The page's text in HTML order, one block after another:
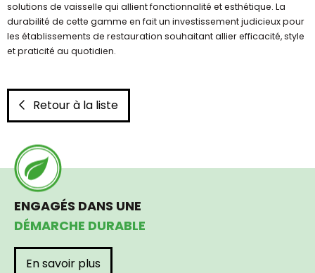
solutions de vaisselle qui allient fonctionnalité et esthétique. La
durabilité de cette gamme en fait un investissement judicieux pour
les établissements de restauration souhaitant allier efficacité, style
et praticité au quotidien.
Retour à la liste
ENGAGÉS DANS UNE
DÉMARCHE DURABLE
En savoir plus